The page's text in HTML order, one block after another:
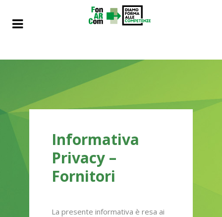
Informativa
Privacy –
Fornitori
La presente informativa è resa ai